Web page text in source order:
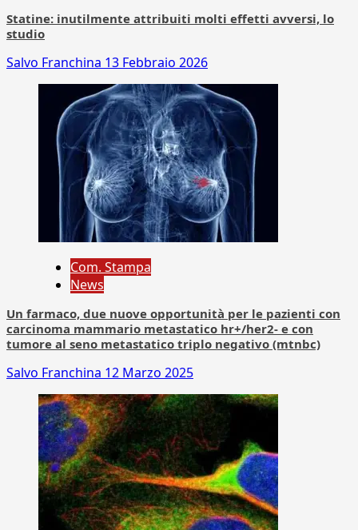
Statine: inutilmente attribuiti molti effetti avversi, lo
studio
Salvo Franchina 13 Febbraio 2026
Com. Stampa
News
Un farmaco, due nuove opportunità per le pazienti con
carcinoma mammario metastatico hr+/her2- e con
tumore al seno metastatico triplo negativo (mtnbc)
Salvo Franchina 12 Marzo 2025